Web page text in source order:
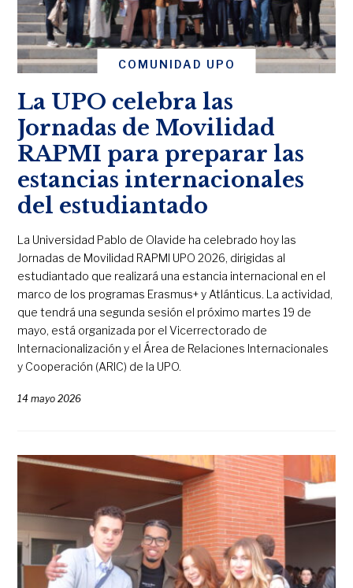
COMUNIDAD UPO
La UPO celebra las
Jornadas de Movilidad
RAPMI para preparar las
estancias internacionales
del estudiantado
La Universidad Pablo de Olavide ha celebrado hoy las
Jornadas de Movilidad RAPMI UPO 2026, dirigidas al
estudiantado que realizará una estancia internacional en el
marco de los programas Erasmus+ y Atlánticus. La actividad,
que tendrá una segunda sesión el próximo martes 19 de
mayo, está organizada por el Vicerrectorado de
Internacionalización y el Área de Relaciones Internacionales
y Cooperación (ARIC) de la UPO.
14 mayo 2026